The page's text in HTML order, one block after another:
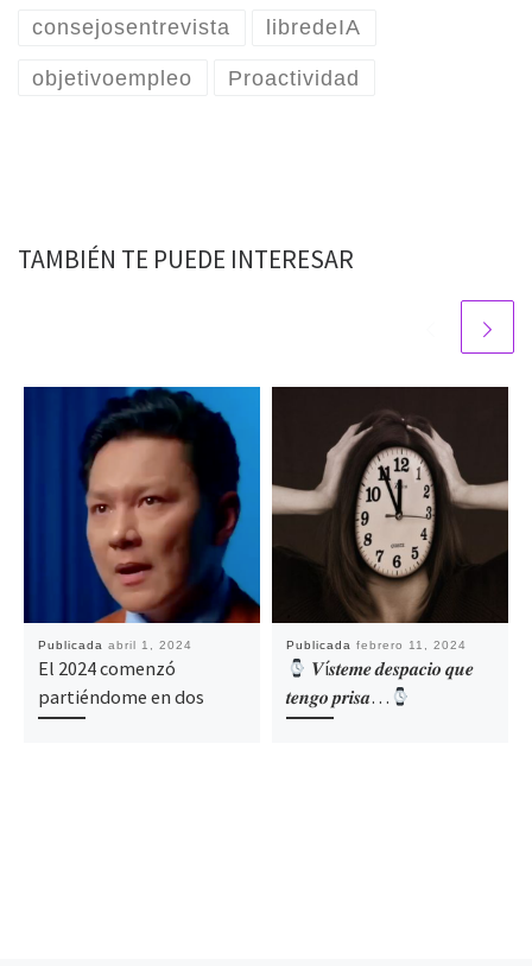
consejosentrevista libredeIA
objetivoempleo Proactividad
TAMBIÉN TE PUEDE INTERESAR
Publicada abril 1, 2024
El 2024 comenzó
partiéndome en dos
Publicada febrero 11, 2024
𝑽í𝒔𝒕𝒆𝒎𝒆 𝒅𝒆𝒔𝒑𝒂𝒄𝒊𝒐 𝒒𝒖𝒆
𝒕𝒆𝒏𝒈𝒐 𝒑𝒓𝒊𝒔𝒂…